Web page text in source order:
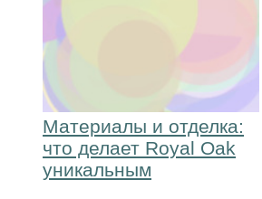
Материалы и отделка:
что делает Royal Oak
уникальным